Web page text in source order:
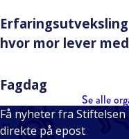
hvor mor lever
Fagdag
Se alle
Få nyheter fra Stiftelsen
direkte på epost